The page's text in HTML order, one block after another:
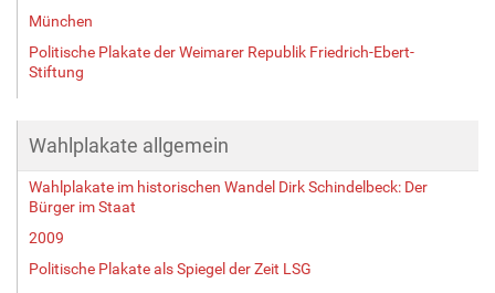
München
Politische Plakate der Weimarer Republik Friedrich-Ebert-
Stiftung
Wahlplakate allgemein
Wahlplakate im historischen Wandel Dirk Schindelbeck: Der
Bürger im Staat
2009
Politische Plakate als Spiegel der Zeit LSG